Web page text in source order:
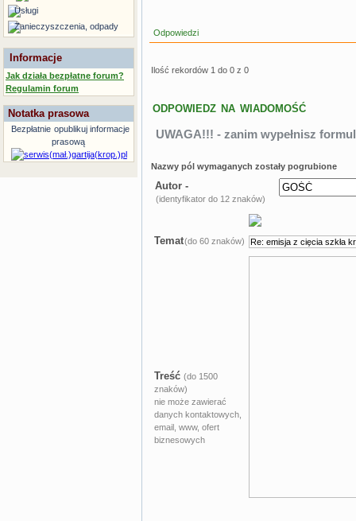
Usługi
Zanieczyszczenia, odpady
Informacje
Jak działa bezpłatne forum?
Regulamin forum
Notatka prasowa
Bezpłatnie opublikuj informacje
prasową
Odpowiedzi
Ilość rekordów 1 do 0 z 0
ODPOWIEDZ NA WIADOMOŚĆ
UWAGA!!! - zanim wypełnisz
Nazwy pól wymaganych zostały pogrubione
Autor -
(identyfikator do 12 znaków)
Temat(do 60 znaków)
Treść (do 1500
znaków)
nie może zawierać
danych kontaktowych,
email, www, ofert
biznesowych